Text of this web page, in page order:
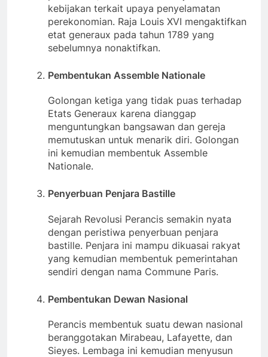
kebijakan terkait upaya penyelamatan
perekonomian. Raja Louis XVI mengaktifkan
etat generaux pada tahun 1789 yang
sebelumnya nonaktifkan.
Pembentukan Assemble Nationale
Golongan ketiga yang tidak puas terhadap
Etats Generaux karena dianggap
menguntungkan bangsawan dan gereja
memutuskan untuk menarik diri. Golongan
ini kemudian membentuk Assemble
Nationale.
Penyerbuan Penjara Bastille
Sejarah Revolusi Perancis semakin nyata
dengan peristiwa penyerbuan penjara
bastille. Penjara ini mampu dikuasai rakyat
yang kemudian membentuk pemerintahan
sendiri dengan nama Commune Paris.
Pembentukan Dewan Nasional
Perancis membentuk suatu dewan nasional
beranggotakan Mirabeau, Lafayette, dan
Sieyes. Lembaga ini kemudian menyusun